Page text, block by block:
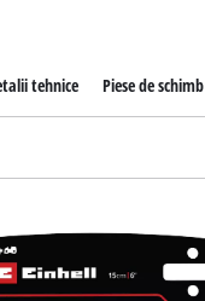
tehnice Piese de schimb